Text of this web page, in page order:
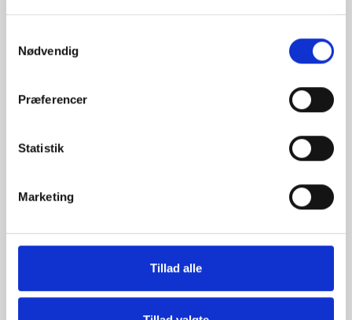
Nødvendig
Præferencer
Statistik
Marketing
Tillad alle
8700 Horsens
og afhentning:
Lørdag, søndag og helligdage: Lukket